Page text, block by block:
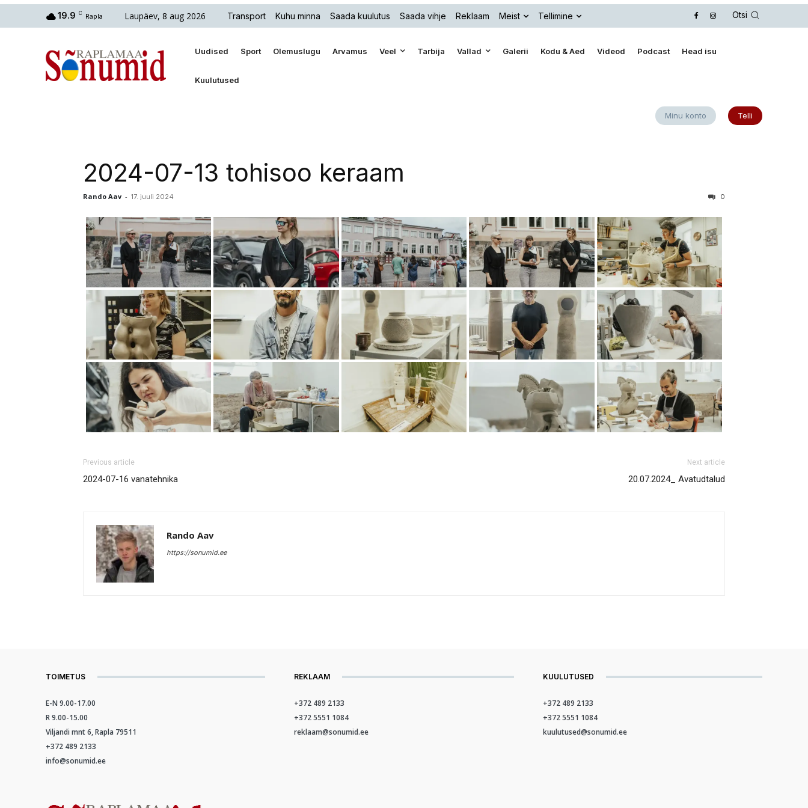
19.9 C Rapla Laupäev, 8 aug 2026 Transport Kuhu minna Saada kuulutus Saada vihje Reklaam Meist Tellimine Otsi
Uudised Sport Olemuslugu Arvamus Veel Tarbija Vallad Galerii Kodu & Aed Videod Podcast Head isu
Kuulutused
Minu konto Telli
2024-07-13 tohisoo keraam
Rando Aav - 17. juuli 2024 0
Previous article
2024-07-16 vanatehnika
Next article
20.07.2024_ Avatudtalud
Rando Aav
https://sonumid.ee
TOIMETUS
E-N 9.00-17.00
R 9.00-15.00
Viljandi mnt 6, Rapla 79511
+372 489 2133
info@sonumid.ee
REKLAAM
+372 489 2133
+372 5551 1084
reklaam@sonumid.ee
KUULUTUSED
+372 489 2133
+372 5551 1084
kuulutused@sonumid.ee